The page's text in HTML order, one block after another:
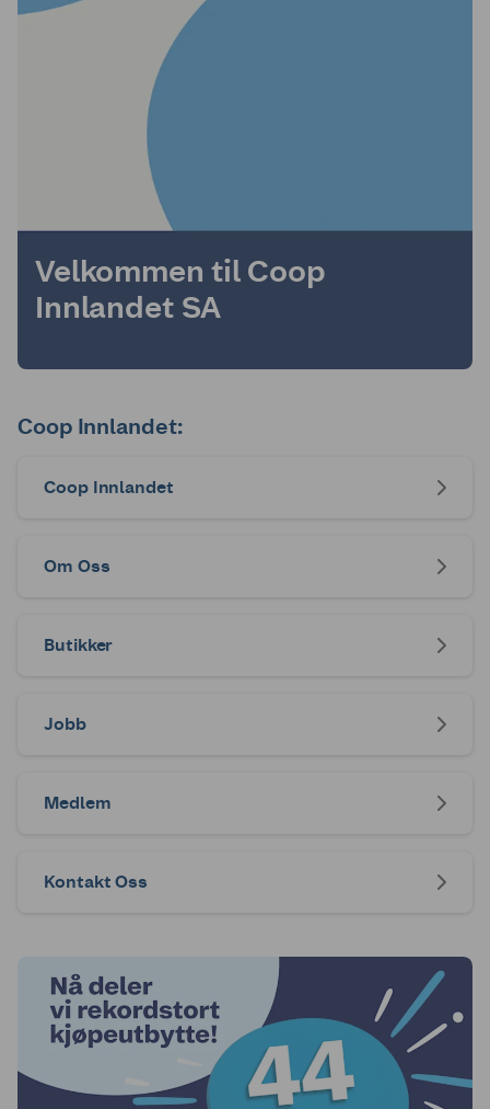
Velkommen til Coop
Innlandet SA
Coop Innlandet:
Coop Innlandet
Om Oss
Butikker
Jobb
Medlem
Kontakt Oss